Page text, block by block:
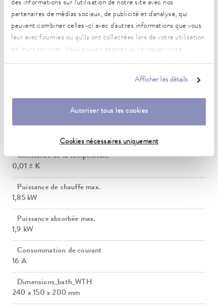
des informations sur l'utilisation de notre site avec nos
partenaires de médias sociaux, de publicité et d'analyse, qui
peuvent combiner celles-ci avec d'autres informations que vous
leur avez fournies ou qu'ils ont collectées lors de votre utilisation
de leurs services. Vous pouvez adapter ou révoquer votre
Afficher les détails
Autoriser tous les cookies
Cookies nécessaires uniquement
Plage de température de fonctionnement
40 ... 250 °C
Plage de température de fonctionnement avec
refroidissement à l'eau
Plage de température ambiante
Constance de la température
0,01 ± K
Puissance de chauffe max.
1,85 kW
Puissance absorbée max.
1,9 kW
Consommation de courant
16 A
Dimensions_bath_WTH
240 x 150 x 200 mm